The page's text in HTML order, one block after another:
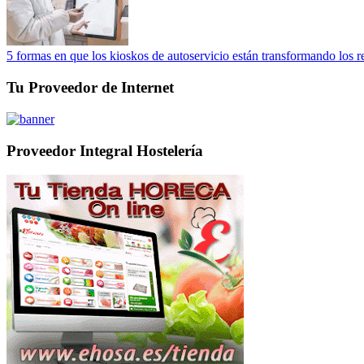
5 formas en que los kioskos de autoservicio están transformando los
Tu Proveedor de Internet
Proveedor Integral Hostelería